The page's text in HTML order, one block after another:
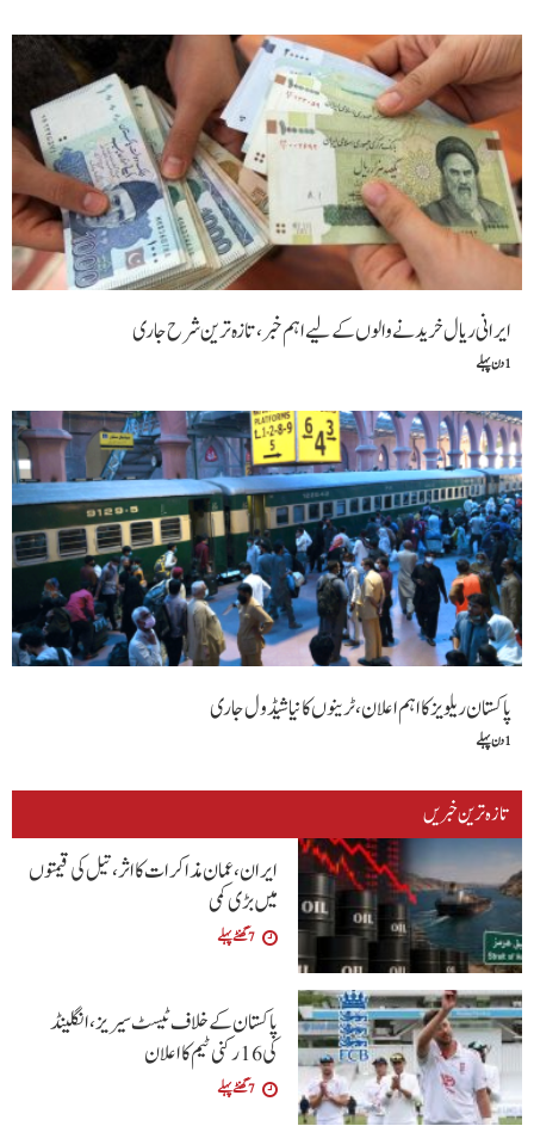
ایرانی ریال خریدنے والوں کے لیے اہم خبر، تازہ ترین شرح جاری
1 دن پہلے
پاکستان ریلویز کا اہم اعلان، ٹرینوں کا نیا شیڈول جاری
1 دن پہلے
تازہ ترین خبریں
ایران، عمان مذاکرات کا اثر، تیل کی قیمتوں
میں بڑی کمی
7 گھنٹے پہلے
پاکستان کے خلاف ٹیسٹ سیریز، انگلینڈ
کی 16 رکنی ٹیم کا اعلان
7 گھنٹے پہلے